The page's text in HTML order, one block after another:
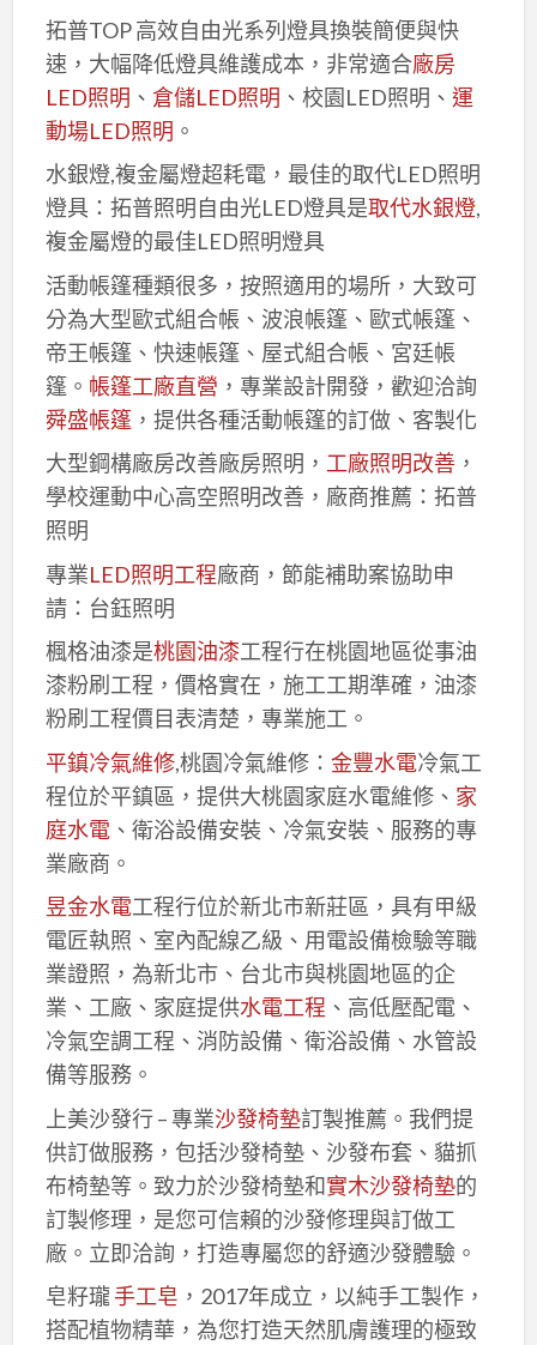
拓普TOP 高效自由光系列燈具換裝簡便與快
速，大幅降低燈具維護成本，非常適合廠房
LED照明 、 倉儲LED照明 、校園LED照明、 運
動場LED照明 。
水銀燈,複金屬燈超耗電，最佳的取代LED照明
燈具：拓普照明自由光LED燈具是取代水銀燈,
複金屬燈的最佳LED照明燈具
活動帳篷種類很多，按照適用的場所，大致可
分為大型歐式組合帳、波浪帳篷、歐式帳篷、
帝王帳篷、快速帳篷、屋式組合帳、宮廷帳
篷。 帳篷工廠直營 ，專業設計開發，歡迎洽詢
舜盛帳篷，提供各種活動帳篷的訂做、客製化
大型鋼構廠房改善廠房照明， 工廠照明改善，
學校運動中心高空照明改善，廠商推薦：拓普
照明
專業LED照明工程廠商，節能補助案協助申
請：台鈺照明
楓格油漆是桃園油漆工程行在桃園地區從事油
漆粉刷工程，價格實在，施工工期準確，油漆
粉刷工程價目表清楚，專業施工。
平鎮冷氣維修,桃園冷氣維修： 金豐水電冷氣工
程位於平鎮區，提供大桃園家庭水電維修、 家
庭水電、衛浴設備安裝、冷氣安裝、服務的專
業廠商。
昱金水電工程行位於新北市新莊區，具有甲級
電匠執照、室內配線乙級、用電設備檢驗等職
業證照，為新北市、台北市與桃園地區的企
業、工廠、家庭提供水電工程 、高低壓配電、
冷氣空調工程、消防設備、衛浴設備、水管設
備等服務。
上美沙發行 – 專業沙發椅墊訂製推薦。我們提
供訂做服務，包括沙發椅墊、沙發布套、貓抓
布椅墊等。致力於沙發椅墊和實木沙發椅墊的
訂製修理，是您可信賴的沙發修理與訂做工
廠。立即洽詢，打造專屬您的舒適沙發體驗。
皂籽瓏手工皂 ，2017年成立，以純手工製作，
搭配植物精華，為您打造天然肌膚護理的極致